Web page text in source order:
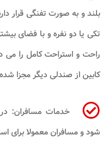
بلند و به صورت تفنگی قرار
تکی یا دو نفره و با فضای
راحت و استراحت کامل را
کابین از صندلی دیگر مجزا
خدمات مسافران:
شود و مسافران معمولا برای